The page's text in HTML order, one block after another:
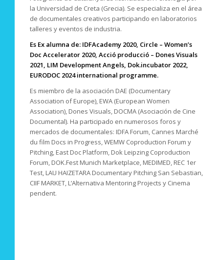
la Universidad de Creta (Grecia). Se especializa en el área
de documentales creativos participando en laboratorios
talleres y eventos de industria.
Es Ex alumna de: IDFAcademy 2020, Circle – Women’s
Doc Accelerator 2020, Acció producció – Dones Visuals
2021, LIM Development Angels, Dok.incubator 2022,
EURODOC 2024 international programme.
Es miembro de la asociación DAE (Documentary
Association of Europe), EWA (European Women
Association), Dones Visuals, DOCMA (Asociación de Cine
Documental). Ha participado en numerosos foros y
mercados de documentales: IDFA Forum, Cannes Marché
du film Docs in Progress, WEMW Coproduction Forum y
Pitching, East Doc Platform, Dok Leipzing Coproduction
Forum, DOK.Fest Munich Marketplace, MEDIMED, REC 1er
Test, LAU HAIZETARA Documentary Pitching San Sebastian,
CIIF MARKET, L’Alternativa Mentoring Projects y Cinema
pendent.